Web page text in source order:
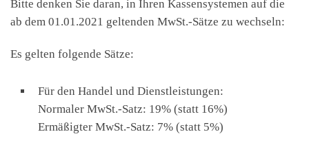
Bitte denken Sie daran, in Ihren Kassensystemen auf die
ab dem 01.01.2021 geltenden MwSt.-Sätze zu wechseln:
Es gelten folgende Sätze:
Für den Handel und Dienstleistungen:
Normaler MwSt.-Satz: 19% (statt 16%)
Ermäßigter MwSt.-Satz: 7% (statt 5%)